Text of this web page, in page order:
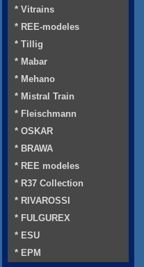
* Vitrains
* REE-modeles
* Tillig
* Mabar
* Mehano
* Mistral Train
* Fleischmann
* OSKAR
* BRAWA
* REE modeles
* R37 Collection
* RIVAROSSI
* FULGUREX
* ESU
* EPM